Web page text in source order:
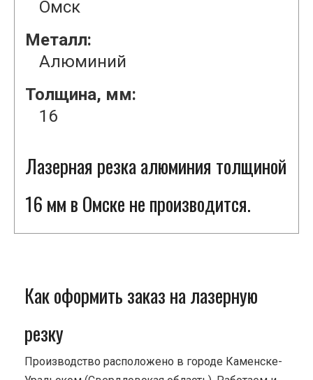
Омск
Металл:
Алюминий
Толщина, мм:
16
Лазерная резка алюминия толщиной
16 мм в Омске не производится.
Как оформить заказ на лазерную
резку
Производство расположено в городе Каменске-